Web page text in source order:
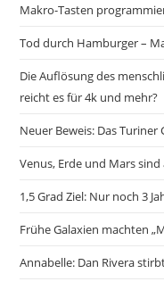
Makro-Tasten
Tod durch Hamburger –
Die Auflösung des
reicht es für 4k und mehr?
Neuer Beweis: Das
Venus, Erde und Mars
1,5 Grad Ziel: Nur noch 3
Frühe Galaxien machten
Annabelle: Dan Rivera